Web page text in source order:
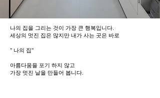
나의 집을 그리는 것이 가장 큰 행복입니다.
세상의 멋진 집은 많지만 내가 사는 곳은 바로
" 나의 집"
아름다움을 포기 하지 않고
가장 멋진 날을 만들어 봅니다.